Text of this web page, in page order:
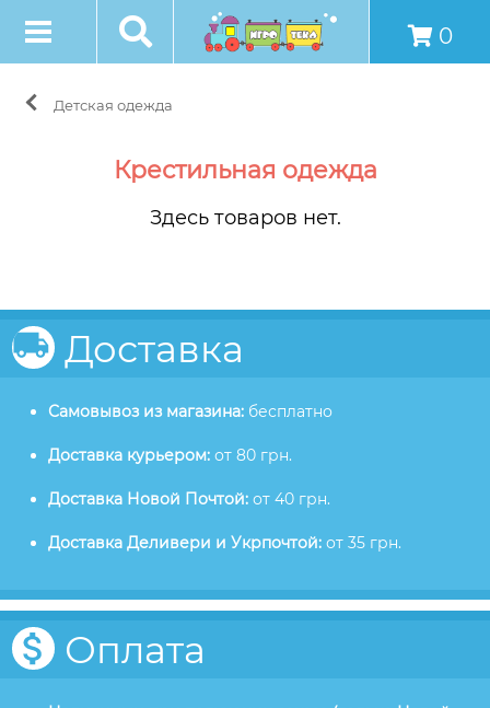
0
Детская одежда
Крестильная одежда
Здесь товаров нет.
Доставка
Самовывоз из магазина: бесплатно
Доставка курьером: от 80 грн.
Доставка Новой Почтой: от 40 грн.
Доставка Деливери и Укрпочтой: от 35 грн.
Оплата